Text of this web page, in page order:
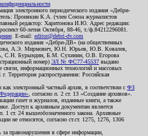
электронного периодического издания «Дебри-
Пронякин К.А. (член Союза журналистов
редактор: Харитонова И.Ю. Адрес редакции:
60-летия Октября, 88-46, т./ф.84212296081.
. E-mail: editor@debri-dv.com
издания «Дебри-ДВ» (на общественных
А.Э. Мирмович, Ю.Н. Юрьев, Ю.В. Ковалев,
С.Н. Бурындин, Б.М. Сухинин, О.В. Егорова
номер) ЭЛ № ФС77-45537 выдано
связи, информационных технологий и массовых
Территория распространения: Российская
электронный частный архив, в соответствии с ФЗ
, согласно п. 2 ст. 13 «Создание архивов».
газет и журналов, изданные книги, а также
Доступ к архивным документам является
1 ст. 24 вышеобозначенного закона. Архивные
не относятся, согласно ст.ст. 1275, 1276, 1306
за правонарушения в сфере информации,